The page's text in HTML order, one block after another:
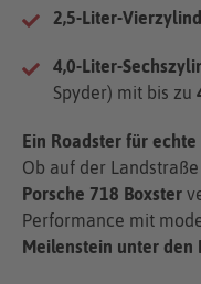
2,5-Liter-
4,0-Liter-
Spyder) mit bis zu
Ein Roadster für echte
Ob auf der
Porsche 718 Boxster
Performance mit
Meilenstein unter den